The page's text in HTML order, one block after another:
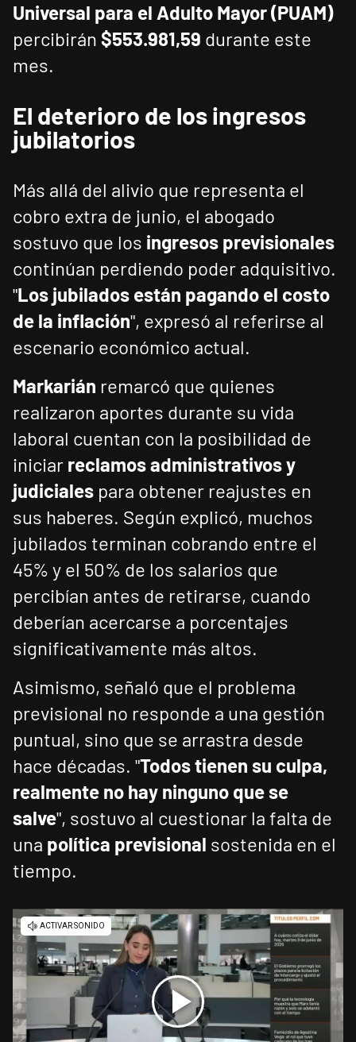
Universal para el Adulto Mayor (PUAM)
percibirán $553.981,59 durante este
mes.
El deterioro de los ingresos
jubilatorios
Más allá del alivio que representa el
cobro extra de junio, el abogado
sostuvo que los ingresos previsionales
continúan perdiendo poder adquisitivo.
"Los jubilados están pagando el costo
de la inflación", expresó al referirse al
escenario económico actual.
Markarián remarcó que quienes
realizaron aportes durante su vida
laboral cuentan con la posibilidad de
iniciar reclamos administrativos y
judiciales para obtener reajustes en
sus haberes. Según explicó, muchos
jubilados terminan cobrando entre el
45% y el 50% de los salarios que
percibían antes de retirarse, cuando
deberían acercarse a porcentajes
significativamente más altos.
Asimismo, señaló que el problema
previsional no responde a una gestión
puntual, sino que se arrastra desde
hace décadas. "Todos tienen su culpa,
realmente no hay ninguno que se
salve", sostuvo al cuestionar la falta de
una política previsional sostenida en el
tiempo.